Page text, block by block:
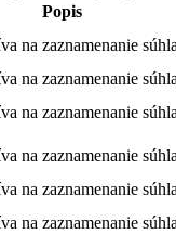
Popis
na zaznamenanie
na zaznamenanie
na zaznamenanie
na zaznamenanie
na zaznamenanie
na zaznamenanie